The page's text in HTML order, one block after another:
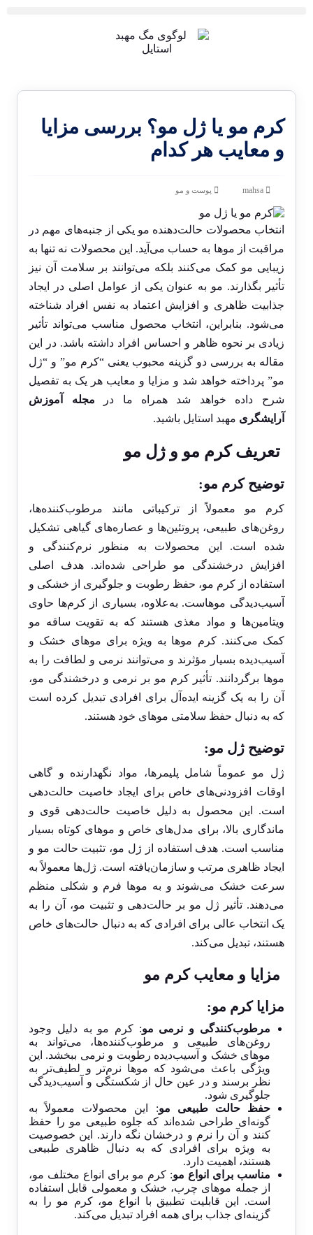
کرم مو یا ژل مو؟ بررسی مزایا
و معایب هر کدام
mahsa پوست و مو
انتخاب محصولات حالت‌دهنده مو یکی از جنبه‌های مهم در
مراقبت از موها به حساب می‌آید. این محصولات نه تنها به
زیبایی مو کمک می‌کنند بلکه می‌توانند بر سلامت آن نیز
تأثیر بگذارند. مو به عنوان یکی از عوامل اصلی در ایجاد
جذابیت ظاهری و افزایش اعتماد به نفس افراد شناخته
می‌شود. بنابراین، انتخاب محصول مناسب می‌تواند تأثیر
زیادی بر نحوه ظاهر و احساس افراد داشته باشد. در این
مقاله به بررسی دو گزینه محبوب یعنی “کرم مو” و “ژل
مو” پرداخته خواهد شد و مزایا و معایب هر یک به تفصیل
شرح داده خواهد شد همراه ما در مجله آموزش
آرایشگری مهبد استایل باشید.
تعریف کرم مو و ژل مو
توضیح کرم مو:
کرم مو معمولاً از ترکیباتی مانند مرطوب‌کننده‌ها،
روغن‌های طبیعی، پروتئین‌ها و عصاره‌های گیاهی تشکیل
شده است. این محصولات به منظور نرم‌کنندگی و
افزایش درخشندگی مو طراحی شده‌اند. هدف اصلی
استفاده از کرم مو، حفظ رطوبت و جلوگیری از خشکی و
آسیب‌دیدگی موهاست. به‌علاوه، بسیاری از کرم‌ها حاوی
ویتامین‌ها و مواد مغذی هستند که به تقویت ساقه مو
کمک می‌کنند. کرم موها به ویژه برای موهای خشک و
آسیب‌دیده بسیار مؤثرند و می‌توانند نرمی و لطافت را به
موها برگردانند. تأثیر کرم مو بر نرمی و درخشندگی مو،
آن را به یک گزینه ایده‌آل برای افرادی تبدیل کرده است
که به دنبال حفظ سلامتی موهای خود هستند.
توضیح ژل مو:
ژل مو عموماً شامل پلیمرها، مواد نگهدارنده و گاهی
اوقات افزودنی‌های خاص برای ایجاد خاصیت حالت‌دهی
است. این محصول به دلیل خاصیت حالت‌دهی قوی و
ماندگاری بالا، برای مدل‌های خاص و موهای کوتاه بسیار
مناسب است. هدف استفاده از ژل مو، تثبیت حالت مو و
ایجاد ظاهری مرتب و سازمان‌یافته است. ژل‌ها معمولاً به
سرعت خشک می‌شوند و به موها فرم و شکلی منظم
می‌دهند. تأثیر ژل مو بر حالت‌دهی و تثبیت مو، آن را به
یک انتخاب عالی برای افرادی که به دنبال حالت‌های خاص
هستند، تبدیل می‌کند.
مزایا و معایب کرم مو
مزایا کرم مو:
مرطوب‌کنندگی و نرمی مو: کرم مو به دلیل وجود
روغن‌های طبیعی و مرطوب‌کننده‌ها، می‌تواند به
موهای خشک و آسیب‌دیده رطوبت و نرمی ببخشد. این
ویژگی باعث می‌شود که موها نرم‌تر و لطیف‌تر به
نظر برسند و در عین حال از شکستگی و آسیب‌دیدگی
جلوگیری شود.
حفظ حالت طبیعی مو: این محصولات معمولاً به
گونه‌ای طراحی شده‌اند که جلوه طبیعی مو را حفظ
کنند و آن را نرم و درخشان نگه دارند. این خصوصیت
به ویژه برای افرادی که به دنبال ظاهری طبیعی
هستند، اهمیت دارد.
مناسب برای انواع مو: کرم مو برای انواع مختلف مو،
از جمله موهای چرب، خشک و معمولی قابل استفاده
است. این قابلیت تطبیق با انواع مو، کرم مو را به
گزینه‌ای جذاب برای همه افراد تبدیل می‌کند.